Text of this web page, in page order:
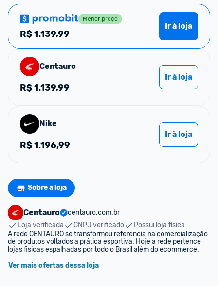
Menor preço
R$1.139,99
Ir à loja
Centauro
R$1.139,99
Ir à loja
Nike
R$1.196,99
Ir à loja
Sobre a loja
Centauro
centauro.com.br
Loja verificada
CNPJ verificado
Possui loja física
A rede CENTAURO se transformou referencia na comercialização
de produtos voltados a prática esportiva. Hoje a rede pertence
lojas fisicas espalhadas por todo o Brasil além do ecommerce.
Ver mais ofertas dessa loja